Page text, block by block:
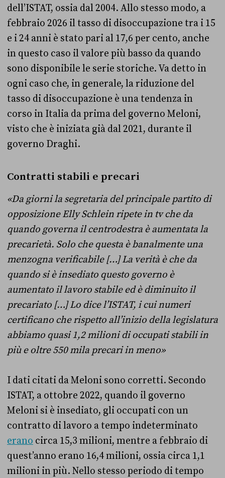
dell’ISTAT, ossia dal 2004. Allo stesso modo, a
febbraio 2026 il tasso di disoccupazione tra i 15
e i 24 anni è stato pari al 17,6 per cento, anche
in questo caso il valore più basso da quando
sono disponibile le serie storiche. Va detto in
ogni caso che, in generale, la riduzione del
tasso di disoccupazione è una tendenza in
corso in Italia da prima del governo Meloni,
visto che è iniziata già dal 2021, durante il
governo Draghi.
Contratti stabili e precari
«Da giorni la segretaria del principale partito di
opposizione Elly Schlein ripete in tv che da
quando governa il centrodestra è aumentata la
precarietà. Solo che questa è banalmente una
menzogna verificabile […] La verità è che da
quando si è insediato questo governo è
aumentato il lavoro stabile ed è diminuito il
precariato […] Lo dice l’ISTAT, i cui numeri
certificano che rispetto all’inizio della legislatura
abbiamo quasi 1,2 milioni di occupati stabili in
più e oltre 550 mila precari in meno»
I dati citati da Meloni sono corretti. Secondo
ISTAT, a ottobre 2022, quando il governo
Meloni si è insediato, gli occupati con un
contratto di lavoro a tempo indeterminato
erano circa 15,3 milioni, mentre a febbraio di
quest’anno erano 16,4 milioni, ossia circa 1,1
milioni in più. Nello stesso periodo di tempo